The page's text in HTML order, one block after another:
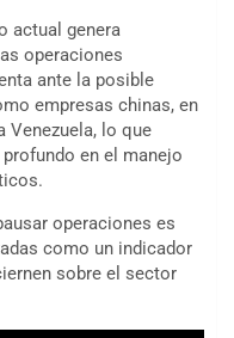
actual genera
operaciones
ante la posible
empresas chinas, en
Venezuela, lo que
en el manejo
operaciones es
como un indicador
sobre el sector